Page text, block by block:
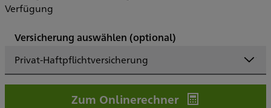
Verfügung
Versicherung auswählen (optional)
Privat-Haftpflichtversicherung
Zum Onlinerechner